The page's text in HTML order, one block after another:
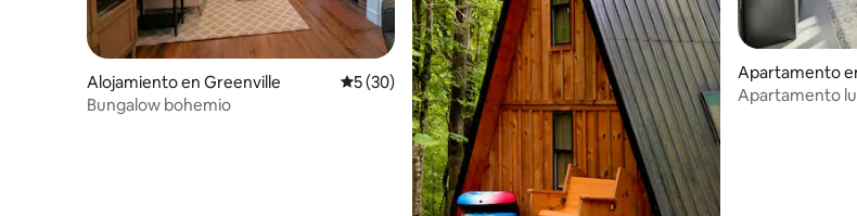
Alojamiento en Greenville Calificación promedio: 5 de 5, 30 reseñas
5 (30)
Bungalow bohemio
Apartamento
Apartamento